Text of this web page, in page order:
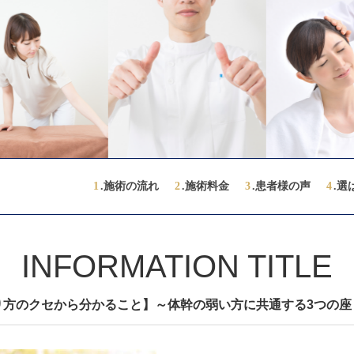
1.施術の流れ 2.施術料金 3.患者様の声 4.選
INFORMATION TITLE
のクセから分かること】～体幹の弱い方に共通する3つの